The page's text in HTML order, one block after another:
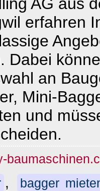
erfahren
Dabei
an
Mini-
und
,
bagger